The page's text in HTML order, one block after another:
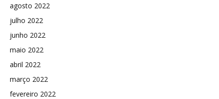
agosto 2022
julho 2022
junho 2022
maio 2022
abril 2022
março 2022
fevereiro 2022